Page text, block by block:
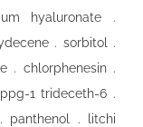
hyaluronate .
. sorbitol .
. chlorphenesin .
1 trideceth-6 .
panthenol . litchi